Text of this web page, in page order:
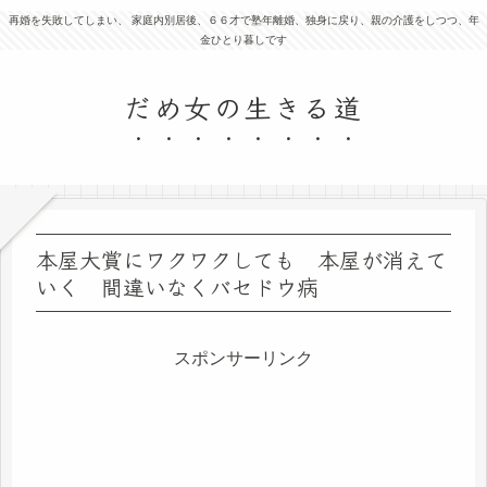
再婚を失敗してしまい、 家庭内別居後、６６才で塾年離婚、独身に戻り、親の介護をしつつ、年
金ひとり暮しです
だめ女の生きる道
本屋大賞にワクワクしても 本屋が消えて
いく 間違いなくバセドウ病
スポンサーリンク